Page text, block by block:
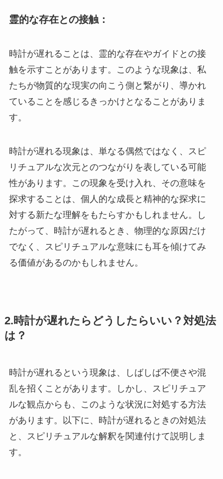
霊的な存在との接触：
時計が遅れることは、霊的な存在やガイドとの接
触を示すことがあります。このような現象は、私
たちが物質的な現実の向こう側と繋がり、導かれ
ていることを感じるきっかけとなることがありま
す。
時計が遅れる現象は、単なる偶然ではなく、スピ
リチュアルな次元とのつながりを表している可能
性があります。この現象を受け入れ、その意味を
探求することは、個人的な成長と精神的な探求に
対する新たな理解をもたらすかもしれません。し
たがって、時計が遅れるとき、物理的な原因だけ
でなく、スピリチュアルな意味にも耳を傾けてみ
る価値があるのかもしれません。
2.時計が遅れたらどうしたらいい？対処法
は？
時計が遅れるという現象は、しばしば不便さや混
乱を招くことがあります。しかし、スピリチュア
ルな観点からも、このような状況に対処する方法
があります。以下に、時計が遅れるときの対処法
と、スピリチュアルな解釈を関連付けて説明しま
す。